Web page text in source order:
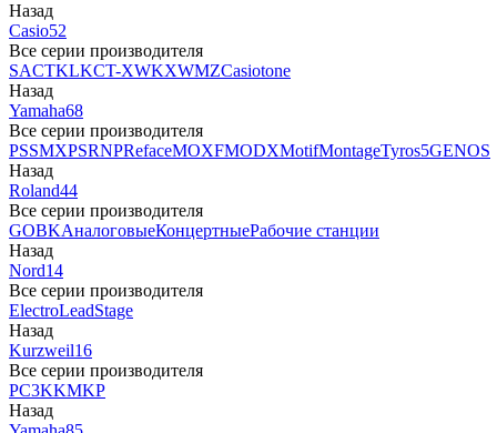
Назад
Casio52
Все серии производителя
SACTKLKCT-XWKXWMZCasiotone
Назад
Yamaha68
Все серии производителя
PSSMXPSRNPRefaceMOXFMODXMotifMontageTyros5GENOS
Назад
Roland44
Все серии производителя
GOBKАналоговыеКонцертныеРабочие станции
Назад
Nord14
Все серии производителя
ElectroLeadStage
Назад
Kurzweil16
Все серии производителя
PC3KKMKP
Назад